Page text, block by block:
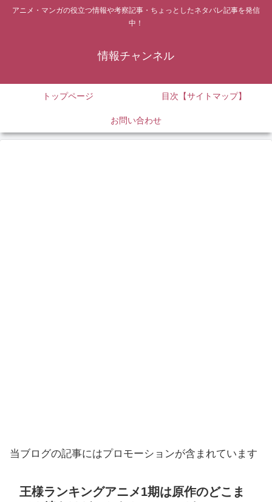
アニメ・マンガの役立つ情報や考察記事・ちょっとしたネタバレ記事を発信
中！
情報チャンネル
トップページ 目次【サイトマップ】
お問い合わせ
当ブログの記事にはプロモーションが含まれています
王様ランキングアニメ1期は原作のどこま